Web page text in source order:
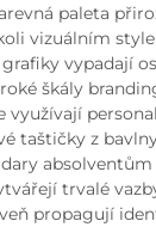
paleta
vizuálním
vypadají
škály
využívají
taštičky z
trvalé
propagují